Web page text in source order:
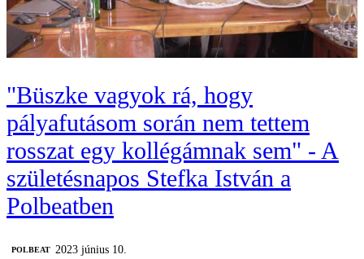
"Büszke vagyok rá, hogy
pályafutásom során nem tettem
rosszat egy kollégámnak sem" - A
születésnapos Stefka István a
Polbeatben
‎POLBEAT
2023 június 10.